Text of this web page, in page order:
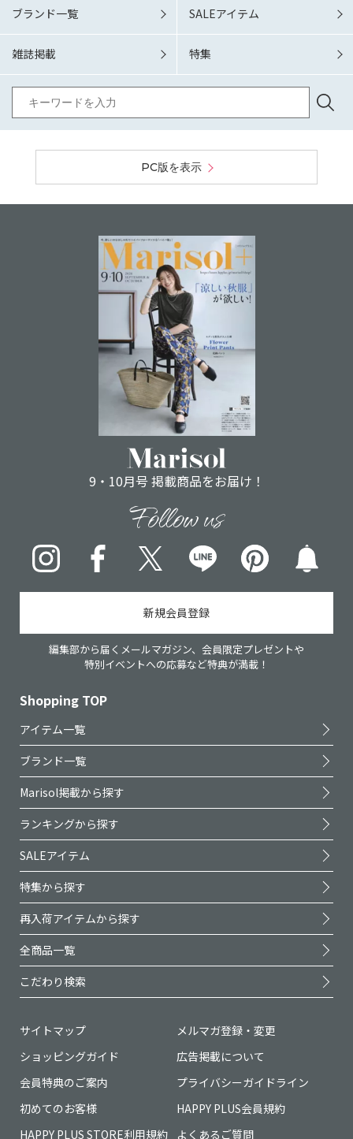
ブランド一覧 SALEアイテム
雑誌掲載 特集
PC版を表示
9・10月号 掲載商品をお届け！
Follow us
InstagramFacebookX LINE pinterest
新規会員登録
編集部から届くメールマガジン、会員限定プレゼントや
特別イベントへの応募など特典が満載！
Shopping TOP
アイテム一覧
ブランド一覧
Marisol掲載から探す
ランキングから探す
SALEアイテム
特集から探す
再入荷アイテムから探す
全商品一覧
こだわり検索
サイトマップ
メルマガ登録・変更
ショッピングガイド
広告掲載について
会員特典のご案内
プライバシーガイドライン
初めてのお客様
HAPPY PLUS会員規約
HAPPY PLUS STORE利用規約
よくあるご質問